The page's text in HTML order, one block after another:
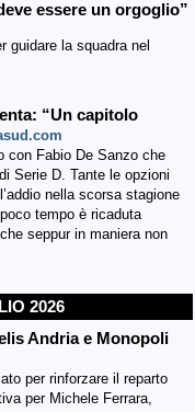
essere un orgoglio”
guidare la squadra nel
“Un capitolo
con Fabio De Sanzo che
Serie D. Tante le opzioni
nella scorsa stagione
tempo è ricaduta
seppur in maniera non
2026
Andria e Monopoli
per rinforzare il reparto
per Michele Ferrara,